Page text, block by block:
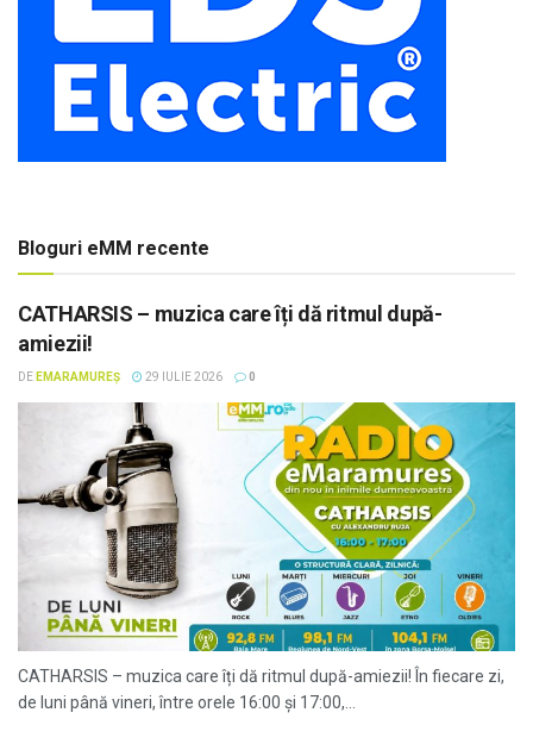
Bloguri eMM recente
CATHARSIS – muzica care îți dă ritmul după-
amiezii!
DE EMARAMUREȘ 29 IULIE 2026 0
CATHARSIS – muzica care îți dă ritmul după-amiezii! În fiecare zi,
de luni până vineri, între orele 16:00 și 17:00,...